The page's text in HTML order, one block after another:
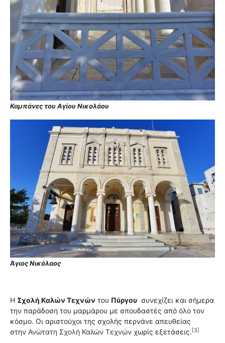
Καμπάνες του Αγίου Νικολάου
Άγιος Νικόλαος
Η Σχολή Καλών Τεχνών του Πύργου συνεχίζει και σήμερα
την παράδοση του μαρμάρου με σπουδαστές από όλο τον
κόσμο. Οι αριστούχοι της σχολής περνάνε απευθείας
στην Ανώτατη Σχολή Καλών Τεχνών χωρίς εξετάσεις. [3]